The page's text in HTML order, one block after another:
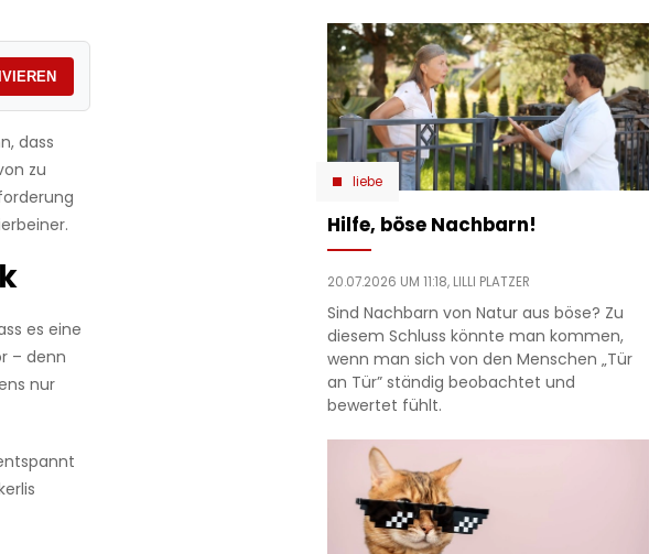
dass
zu
es eine
– denn
nur
liebe
Hilfe, böse Nachbarn!
20.07.2026 UM 11:18, LILLI PLATZER
Sind Nachbarn von Natur aus böse? Zu
diesem Schluss könnte man kommen,
wenn man sich von den Menschen „Tür
an Tür” ständig beobachtet und
bewertet fühlt.